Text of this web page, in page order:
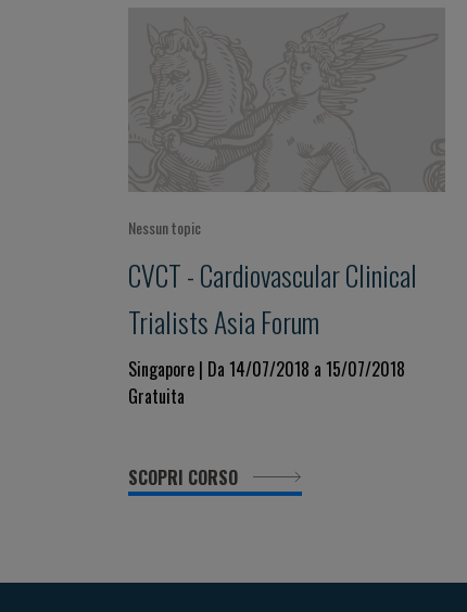
Nessun topic
CVCT - Cardiovascular Clinical
Trialists Asia Forum
Singapore | Da 14/07/2018 a 15/07/2018
Gratuita
SCOPRI CORSO